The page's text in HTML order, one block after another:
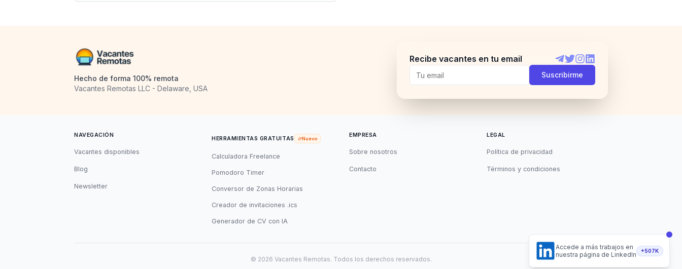
Hecho de forma 100% remota
Vacantes Remotas LLC - Delaware, USA
Recibe vacantes en tu email
Telegram
TwitterInstagram
LinkedIn
Suscribirme
NAVEGACIÓN
Vacantes disponibles
Blog
Newsletter
HERRAMIENTAS GRATUITAS Nuevo
Calculadora Freelance
Pomodoro Timer
Conversor de Zonas Horarias
Creador de invitaciones .ics
Generador de CV con IA
EMPRESA
Sobre nosotros
Contacto
LEGAL
Política de privacidad
Términos y condiciones
© 2026 Vacantes Remotas. Todos los derechos reservados.
Accede a más trabajos en
nuestra página de LinkedIn
+507K